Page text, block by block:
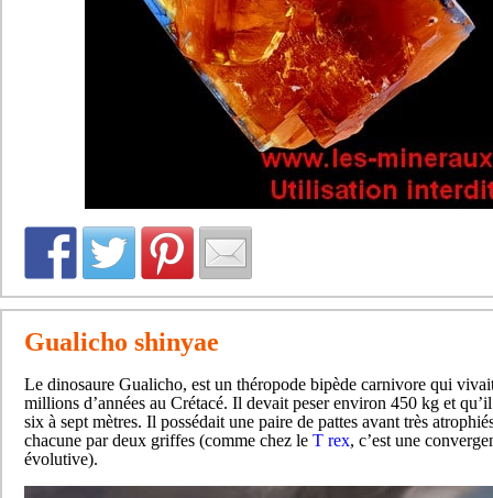
Gualicho shinyae
Le dinosaure Gualicho, est un théropode bipède carnivore qui
millions d’années au Crétacé. Il devait peser environ 450 kg et
six à sept mètres. Il possédait une paire de pattes avant très
chacune par deux griffes (comme chez le T rex, c’est une
évolutive).